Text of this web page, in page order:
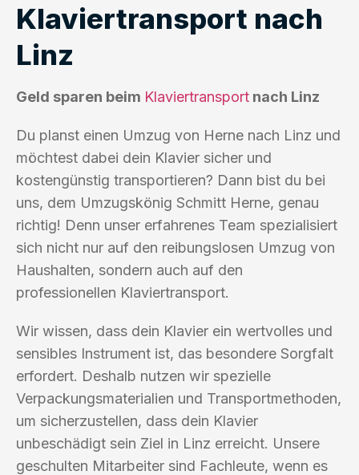
Klaviertransport nach
Linz
Geld sparen beim Klaviertransport nach Linz
Du planst einen Umzug von Herne nach Linz und
möchtest dabei dein Klavier sicher und
kostengünstig transportieren? Dann bist du bei
uns, dem Umzugskönig Schmitt Herne, genau
richtig! Denn unser erfahrenes Team spezialisiert
sich nicht nur auf den reibungslosen Umzug von
Haushalten, sondern auch auf den
professionellen Klaviertransport.
Wir wissen, dass dein Klavier ein wertvolles und
sensibles Instrument ist, das besondere Sorgfalt
erfordert. Deshalb nutzen wir spezielle
Verpackungsmaterialien und Transportmethoden,
um sicherzustellen, dass dein Klavier
unbeschädigt sein Ziel in Linz erreicht. Unsere
geschulten Mitarbeiter sind Fachleute, wenn es